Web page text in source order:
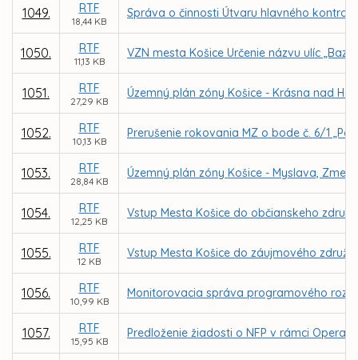
1049. RTF
18,44 KB
Správa o činnosti Útvaru hlavného
1050. RTF
11,13 KB
VZN mesta Košice Určenie názvu ulíc
1051. RTF
27,29 KB
Územný plán zóny Košice - Krásna nad
1052. RTF
10,13 KB
Prerušenie rokovania MZ o bode č. 6/1
1053. RTF
28,84 KB
Územný plán zóny Košice - Myslava,
1054. RTF
12,25 KB
Vstup Mesta Košice do občianskeho
1055. RTF
12 KB
Vstup Mesta Košice do záujmového
1056. RTF
10,99 KB
Monitorovacia správa programového
1057. RTF
15,95 KB
Predloženie žiadosti o NFP v rámci